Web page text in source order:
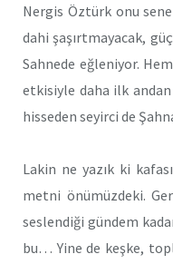
Nergis Öztürk onu
dahi şaşırtmayacak,
Sahnede eğleniyor.
etkisiyle daha ilk andan
hisseden seyirci de
Lakin ne yazık ki
metni önümüzdeki.
seslendiği gündem
bu… Yine de keşke,